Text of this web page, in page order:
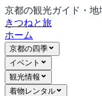
京都の観光ガイド・地
きつねと旅
ホーム
京都の四季
イベント
観光情報
着物レンタル